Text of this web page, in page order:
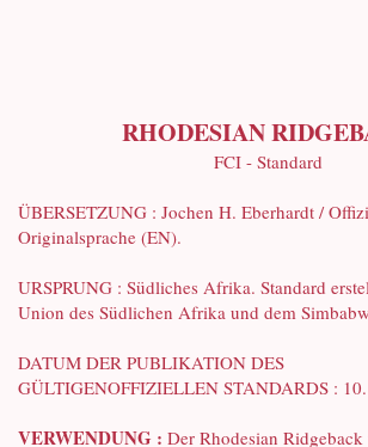
RHODESIAN
FCI - Standard
ÜBERSETZUNG : Jochen H. Eberhardt /
Originalsprache (EN).
URSPRUNG : Südliches Afrika. Standard
Union des Südlichen Afrika und dem
DATUM DER PUBLIKATION DES
GÜLTIGENOFFIZIELLEN STANDARDS :
VERWENDUNG : Der Rhodesian